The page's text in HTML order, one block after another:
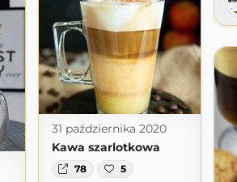
31 października 2020
Kawa szarlotkowa
78 5